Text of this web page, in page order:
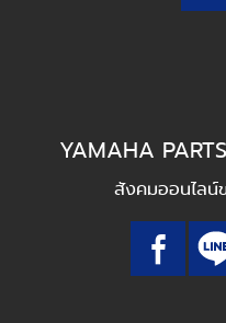
YAMAHA
สังคมออนไลน์